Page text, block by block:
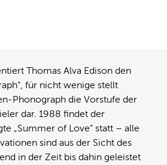
Thomas Alva Edison den
für nicht wenige stellt
Phonograph die Vorstufe der
dar. 1988 findet der
„Summer of Love“ statt – alle
sind aus der Sicht des
in der Zeit bis dahin geleistet